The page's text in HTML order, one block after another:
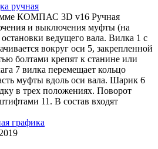
ручная
КОМПАС 3D v16 Ручная
и выключения муфты (на
остановки ведущего вала. Вилка 1 c
вокруг оси 5, закрепленной
болтами крепят к станине или
7 вилка перемещает кольцо
муфты вдоль оси вала. Шарик 6
в трех положениях. Поворот
11. В состав входят
графика